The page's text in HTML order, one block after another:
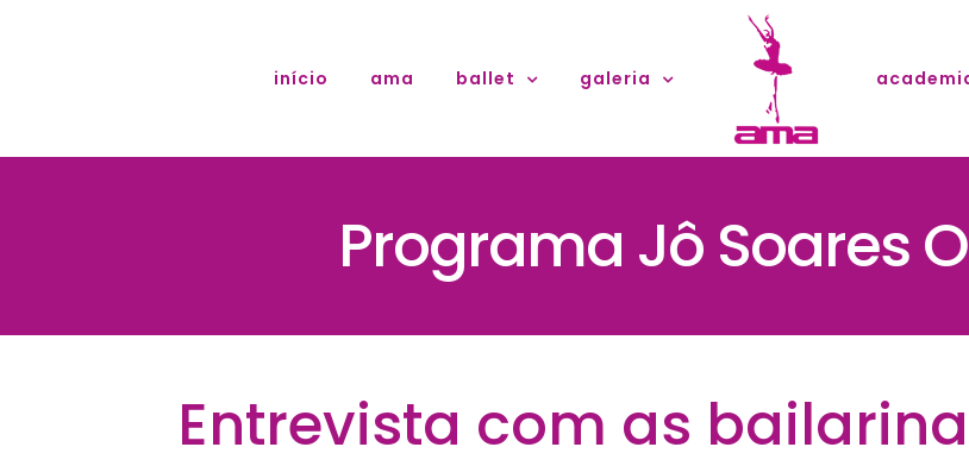
início ama ballet galeria
Programa Jô Soares
Entrevista com as